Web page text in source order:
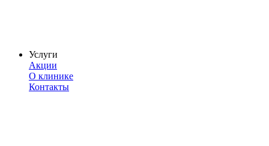
Услуги
Акции
О клинике
Контакты